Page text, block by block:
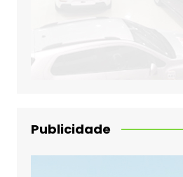
Publicidade